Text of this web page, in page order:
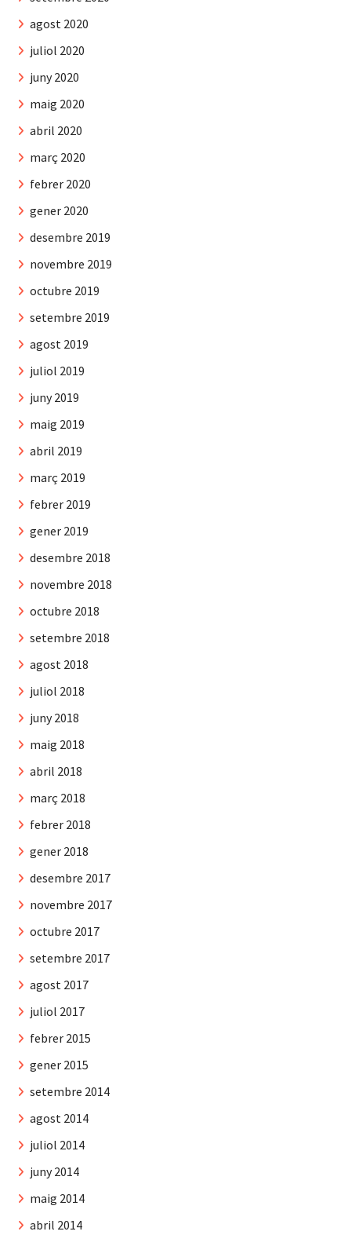
agost 2020
juliol 2020
juny 2020
maig 2020
abril 2020
març 2020
febrer 2020
gener 2020
desembre 2019
novembre 2019
octubre 2019
setembre 2019
agost 2019
juliol 2019
juny 2019
maig 2019
abril 2019
març 2019
febrer 2019
gener 2019
desembre 2018
novembre 2018
octubre 2018
setembre 2018
agost 2018
juliol 2018
juny 2018
maig 2018
abril 2018
març 2018
febrer 2018
gener 2018
desembre 2017
novembre 2017
octubre 2017
setembre 2017
agost 2017
juliol 2017
febrer 2015
gener 2015
setembre 2014
agost 2014
juliol 2014
juny 2014
maig 2014
abril 2014